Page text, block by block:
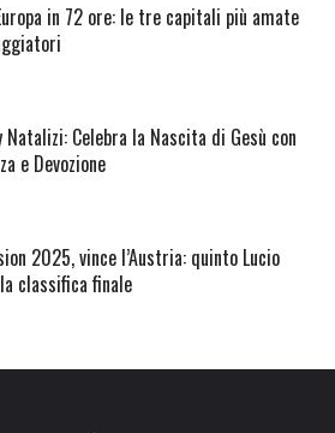
in 72 ore: le tre capitali più amate
Natalizi: Celebra la Nascita di Gesù con
e Devozione
2025, vince l’Austria: quinto Lucio
classifica finale